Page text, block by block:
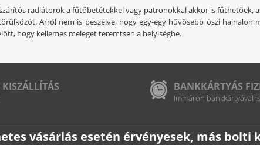
radiátorok a fűtőbetétekkel vagy patronokkal akkor is fűthetőek,
Arról nem is beszélve, hogy egy-egy hűvösebb őszi
hogy kellemes meleget teremtsen a helyiségbe.
KISZÁLLÍTÁS BANKKÁRTYÁS
Immáron bankkártyával
vásárlás esetén érvényesek, más bolti